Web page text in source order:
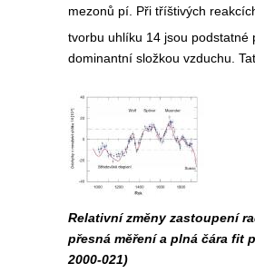
mezonů pí. Při tříštivých
tvorbu uhlíku 14 jsou podstatné
dominantní složkou vzduchu.
Relativní změny zastoupení
přesná měření a plná čára fit
2000-021)